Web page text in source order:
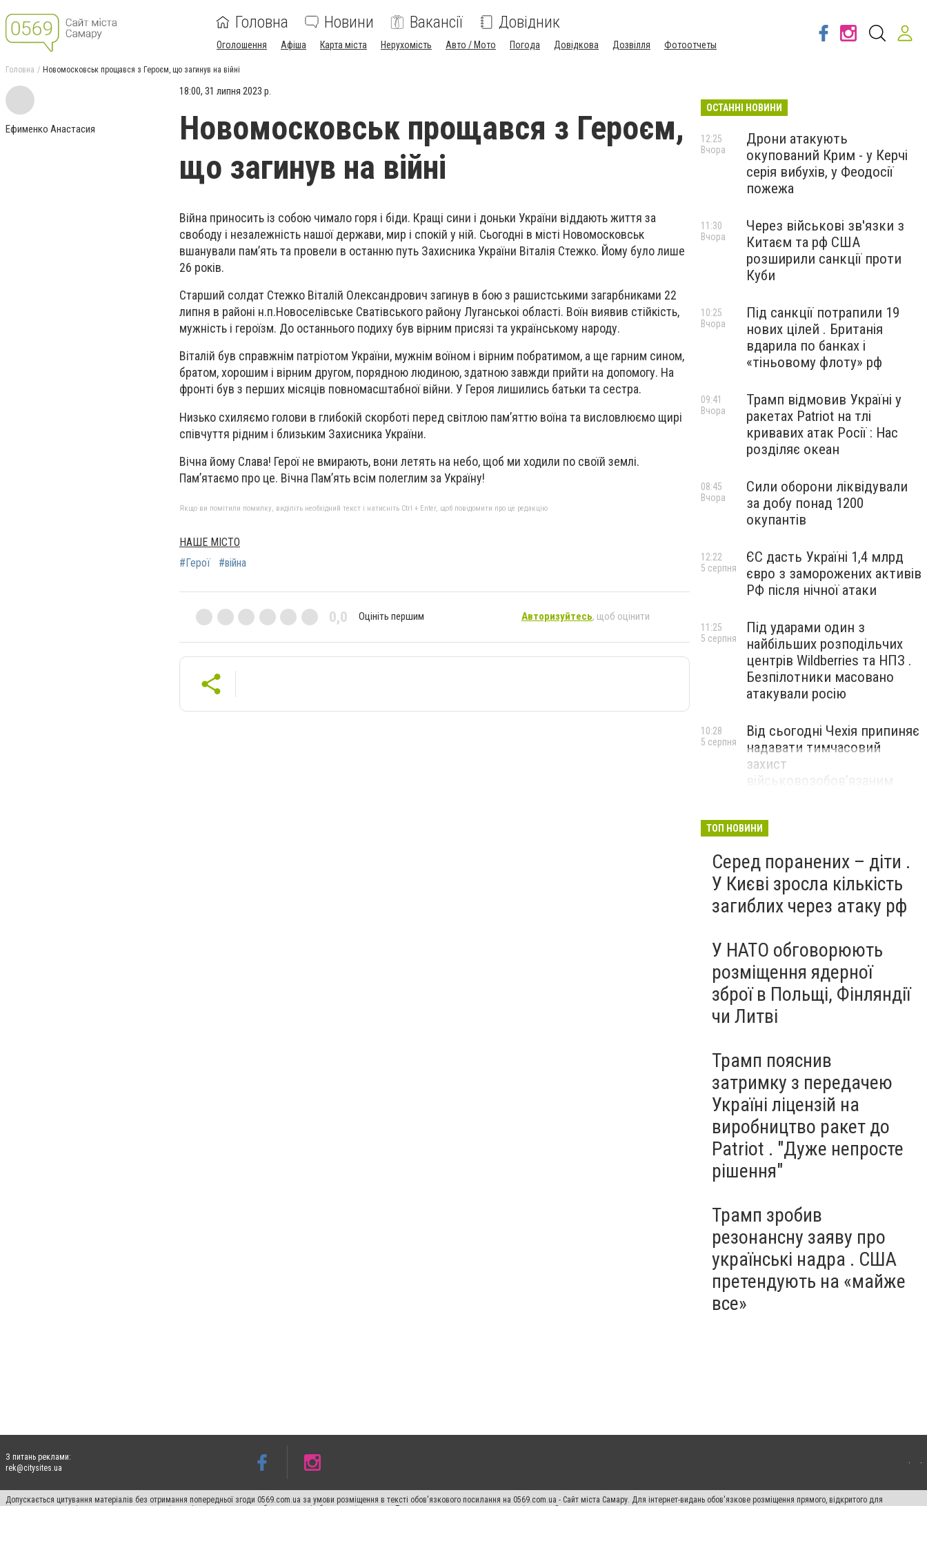
Головна Новини Вакансії Довідник
Оголошення Афіша Карта міста Нерухомість Авто / Мото Погода Довідкова Дозвілля Фотоотчеты
Головна Новомосковськ прощався з Героєм, що загинув на війні
Ефименко Анастасия
18:00, 31 липня 2023 р.
Новомосковськ прощався з Героєм,
що загинув на війні
Війна приносить із собою чимало горя і біди. Кращі сини і доньки України віддають життя за
свободу і незалежність нашої держави, мир і спокій у ній. Сьогодні в місті Новомосковськ
вшанували пам’ять та провели в останню путь Захисника України Віталія Стежко. Йому було лише
26 років.
Старший солдат Стежко Віталій Олександрович загинув в бою з рашистськими загарбниками 22
липня в районі н.п.Новоселівське Сватівського району Луганськоі області. Воїн виявив стійкість,
мужність і героїзм. До останнього подиху був вірним присязі та українському народу.
Віталій був справжнім патріотом України, мужнім воїном і вірним побратимом, а ще гарним сином,
братом, хорошим і вірним другом, порядною людиною, здатною завжди прийти на допомогу. На
фронті був з перших місяців повномасштабної війни. У Героя лишились батьки та сестра.
Низько схиляємо голови в глибокій скорботі перед світлою пам’яттю воїна та висловлюємо щирі
співчуття рідним і близьким Захисника України.
Вічна йому Слава! Герої не вмирають, вони летять на небо, щоб ми ходили по своїй землі.
Пам’ятаємо про це. Вічна Пам’ять всім полеглим за Україну!
Якщо ви помітили помилку, виділіть необхідний текст і натисніть Ctrl + Enter, щоб повідомити про це редакцію
НАШЕ МІСТО
#Герої
#війна
0,0 Оцініть першим Авторизуйтесь, щоб оцінити
ОСТАННІ НОВИНИ
Дрони атакують
окупований Крим - у Керчі
серія вибухів, у Феодосії
пожежа
12:25
Вчора
Через військові зв'язки з
Китаєм та рф США
розширили санкції проти
Куби
11:30
Вчора
Під санкції потрапили 19
нових цілей . Британія
вдарила по банках і
«тіньовому флоту» рф
10:25
Вчора
Трамп відмовив Україні у
ракетах Patriot на тлі
кривавих атак Росії : Нас
розділяє океан
09:41
Вчора
Сили оборони ліквідували
за добу понад 1200
окупантів
08:45
Вчора
ЄС дасть Україні 1,4 млрд
євро з заморожених активів
РФ після нічної атаки
12:22
5 серпня
Під ударами один з
найбільших розподільчих
центрів Wildberries та НПЗ .
Безпілотники масовано
атакували росію
11:25
5 серпня
Від сьогодні Чехія припиняє
надавати тимчасовий
захист
військовозобов’язаним
10:28
5 серпня
ТОП НОВИНИ
Серед поранених – діти .
У Києві зросла кількість
загиблих через атаку рф
У НАТО обговорюють
розміщення ядерної
зброї в Польщі, Фінляндії
чи Литві
Трамп пояснив
затримку з передачею
Україні ліцензій на
виробництво ракет до
Patriot . "Дуже непросте
рішення"
Трамп зробив
резонансну заяву про
українські надра . США
претендують на «майже
все»
З питань реклами:
rek@citysites.ua
Допускається цитування матеріалів без отримання попередньої згоди 0569.com.ua за умови розміщення в тексті обов'язкового посилання на 0569.com.ua - Сайт міста Самару. Для інтернет-видань обов'язкове розміщення прямого, відкритого для
пошукових систем гіперпосилання на цитовані статті не нижче другого абзацу в тексті або в якості джерела. Порушення виняткових прав переслідується Законом.